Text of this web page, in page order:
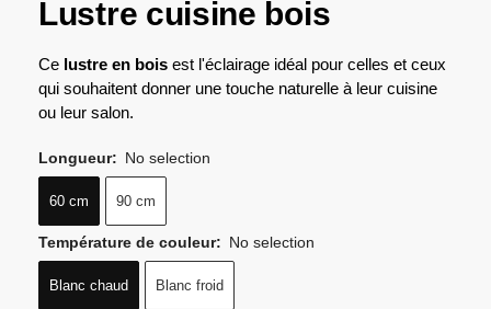
Lustre cuisine bois
Ce lustre en bois est l'éclairage idéal pour celles et ceux
qui souhaitent donner une touche naturelle à leur cuisine
ou leur salon.
Longueur: No selection
60 cm 90 cm
Température de couleur: No selection
Blanc chaud Blanc froid